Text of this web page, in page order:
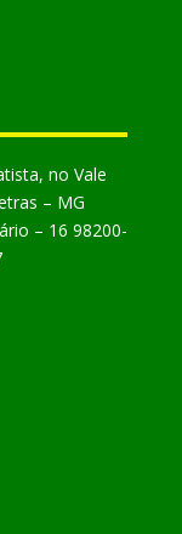
no Vale
– MG
– 16 98200-